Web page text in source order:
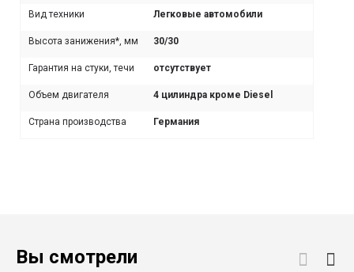
Вид техники Легковые автомобили
Высота занижения*, мм 30/30
Гарантия на стуки, течи отсутствует
Объем двигателя 4 цилиндра кроме Diesel
Страна производства Германия
Вы смотрели